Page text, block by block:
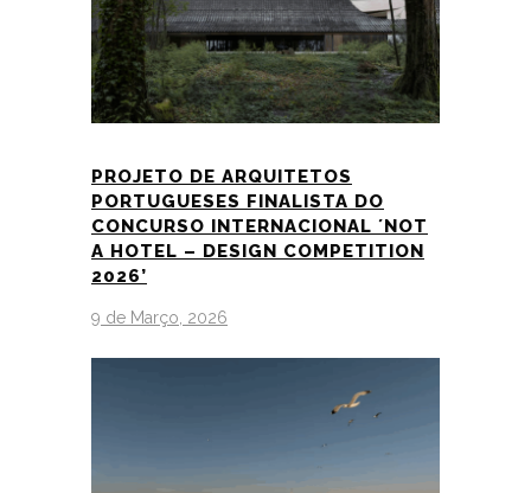
PROJETO DE ARQUITETOS
PORTUGUESES FINALISTA DO
CONCURSO INTERNACIONAL ´NOT
A HOTEL – DESIGN COMPETITION
2026’
9 de Março, 2026